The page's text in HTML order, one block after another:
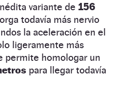
variante de 156
todavía más nervio
la aceleración en el
ligeramente más
permite homologar un
para llegar todavía